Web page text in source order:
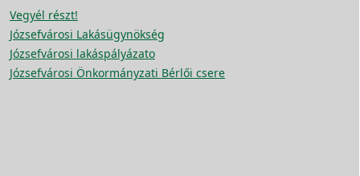
Vegyél részt!
Józsefvárosi Lakásügynökség
Józsefvárosi lakáspályázato
Józsefvárosi Önkormányzati Bérlői csere